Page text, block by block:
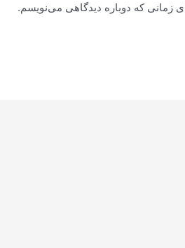
زمانی که دوباره دیدگاهی می‌نویسم.